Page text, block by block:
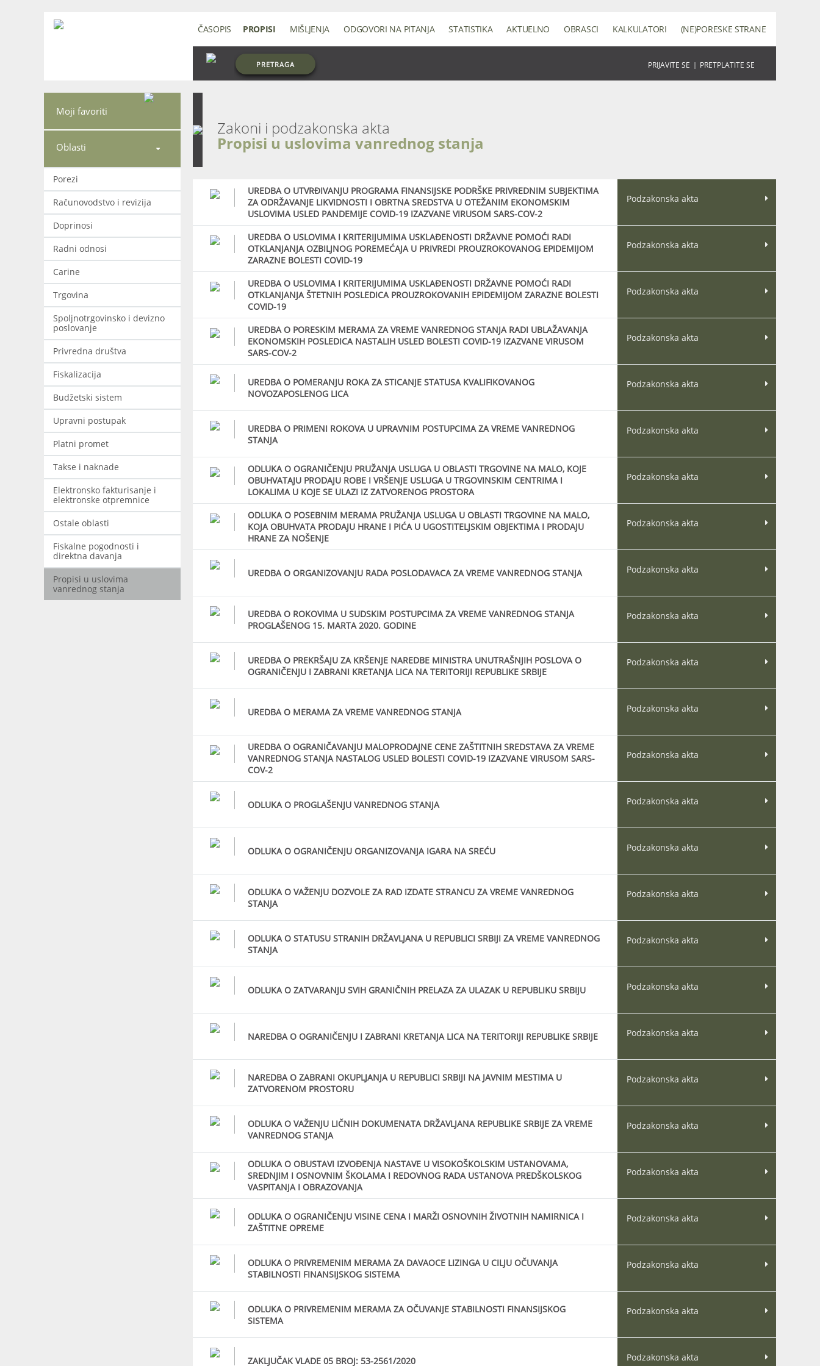
PRETRAGA PRIJAVITE SE | PRETPLATITE SE
ČASOPIS PROPISI MIŠLJENJA ODGOVORI NA PITANJA STATISTIKA AKTUELNO OBRASCI KALKULATORI (NE)PORESKE STRANE
Moji favoriti
Oblasti 
Porezi
Računovodstvo i revizija
Doprinosi
Radni odnosi
Carine
Trgovina
Spoljnotrgovinsko i devizno
poslovanje
Privredna društva
Fiskalizacija
Budžetski sistem
Upravni postupak
Platni promet
Takse i naknade
Elektronsko fakturisanje i
elektronske otpremnice
Ostale oblasti
Fiskalne pogodnosti i
direktna davanja
Propisi u uslovima
vanrednog stanja
Propisi u uslovima vanrednog stanja
UREDBA O UTVRĐIVANJU PROGRAMA FINANSIJSKE PODRŠKE PRIVREDNIM SUBJEKTIMA
ZA ODRŽAVANJE LIKVIDNOSTI I OBRTNA SREDSTVA U OTEŽANIM EKONOMSKIM
USLOVIMA USLED PANDEMIJE COVID-19 IZAZVANE VIRUSOM SARS-COV-2
Podzakonska akta
UREDBA O USLOVIMA I KRITERIJUMIMA USKLAĐENOSTI DRŽAVNE POMOĆI RADI
OTKLANJANJA OZBILJNOG POREMEĆAJA U PRIVREDI PROUZROKOVANOG EPIDEMIJOM
ZARAZNE BOLESTI COVID-19
Podzakonska akta
UREDBA O USLOVIMA I KRITERIJUMIMA USKLAĐENOSTI DRŽAVNE POMOĆI RADI
OTKLANJANJA ŠTETNIH POSLEDICA PROUZROKOVANIH EPIDEMIJOM ZARAZNE BOLESTI
COVID-19
Podzakonska akta
UREDBA O PORESKIM MERAMA ZA VREME VANREDNOG STANJA RADI UBLAŽAVANJA
EKONOMSKIH POSLEDICA NASTALIH USLED BOLESTI COVID-19 IZAZVANE VIRUSOM
SARS-COV-2
Podzakonska akta
UREDBA O POMERANJU ROKA ZA STICANJE STATUSA KVALIFIKOVANOG
NOVOZAPOSLENOG LICA
Podzakonska akta
UREDBA O PRIMENI ROKOVA U UPRAVNIM POSTUPCIMA ZA VREME VANREDNOG
STANJA
Podzakonska akta
ODLUKA O OGRANIČENJU PRUŽANJA USLUGA U OBLASTI TRGOVINE NA MALO, KOJE
OBUHVATAJU PRODAJU ROBE I VRŠENJE USLUGA U TRGOVINSKIM CENTRIMA I
LOKALIMA U KOJE SE ULAZI IZ ZATVORENOG PROSTORA
Podzakonska akta
ODLUKA O POSEBNIM MERAMA PRUŽANJA USLUGA U OBLASTI TRGOVINE NA MALO,
KOJA OBUHVATA PRODAJU HRANE I PIĆA U UGOSTITELJSKIM OBJEKTIMA I PRODAJU
HRANE ZA NOŠENJE
Podzakonska akta
UREDBA O ORGANIZOVANJU RADA POSLODAVACA ZA VREME VANREDNOG STANJA Podzakonska akta
UREDBA O ROKOVIMA U SUDSKIM POSTUPCIMA ZA VREME VANREDNOG STANJA
PROGLAŠENOG 15. MARTA 2020. GODINE
Podzakonska akta
UREDBA O PREKRŠAJU ZA KRŠENJE NAREDBE MINISTRA UNUTRAŠNJIH POSLOVA O
OGRANIČENJU I ZABRANI KRETANJA LICA NA TERITORIJI REPUBLIKE SRBIJE
Podzakonska akta
UREDBA O MERAMA ZA VREME VANREDNOG STANJA Podzakonska akta
UREDBA O OGRANIČAVANJU MALOPRODAJNE CENE ZAŠTITNIH SREDSTAVA ZA VREME
VANREDNOG STANJA NASTALOG USLED BOLESTI COVID-19 IZAZVANE VIRUSOM SARS-
COV-2
Podzakonska akta
ODLUKA O PROGLAŠENJU VANREDNOG STANJA Podzakonska akta
ODLUKA O OGRANIČENJU ORGANIZOVANJA IGARA NA SREĆU Podzakonska akta
ODLUKA O VAŽENJU DOZVOLE ZA RAD IZDATE STRANCU ZA VREME VANREDNOG
STANJA
Podzakonska akta
ODLUKA O STATUSU STRANIH DRŽAVLJANA U REPUBLICI SRBIJI ZA VREME VANREDNOG
STANJA
Podzakonska akta
ODLUKA O ZATVARANJU SVIH GRANIČNIH PRELAZA ZA ULAZAK U REPUBLIKU SRBIJU Podzakonska akta
NAREDBA O OGRANIČENJU I ZABRANI KRETANJA LICA NA TERITORIJI REPUBLIKE SRBIJE Podzakonska akta
NAREDBA O ZABRANI OKUPLJANJA U REPUBLICI SRBIJI NA JAVNIM MESTIMA U
ZATVORENOM PROSTORU
Podzakonska akta
ODLUKA O VAŽENJU LIČNIH DOKUMENATA DRŽAVLJANA REPUBLIKE SRBIJE ZA VREME
VANREDNOG STANJA
Podzakonska akta
ODLUKA O OBUSTAVI IZVOĐENJA NASTAVE U VISOKOŠKOLSKIM USTANOVAMA,
SREDNJIM I OSNOVNIM ŠKOLAMA I REDOVNOG RADA USTANOVA PREDŠKOLSKOG
VASPITANJA I OBRAZOVANJA
Podzakonska akta
ODLUKA O OGRANIČENJU VISINE CENA I MARŽI OSNOVNIH ŽIVOTNIH NAMIRNICA I
ZAŠTITNE OPREME
Podzakonska akta
ODLUKA O PRIVREMENIM MERAMA ZA DAVAOCE LIZINGA U CILJU OČUVANJA
STABILNOSTI FINANSIJSKOG SISTEMA
Podzakonska akta
ODLUKA O PRIVREMENIM MERAMA ZA OČUVANJE STABILNOSTI FINANSIJSKOG
SISTEMA
Podzakonska akta
ZAKLJUČAK VLADE 05 BROJ: 53-2561/2020 Podzakonska akta